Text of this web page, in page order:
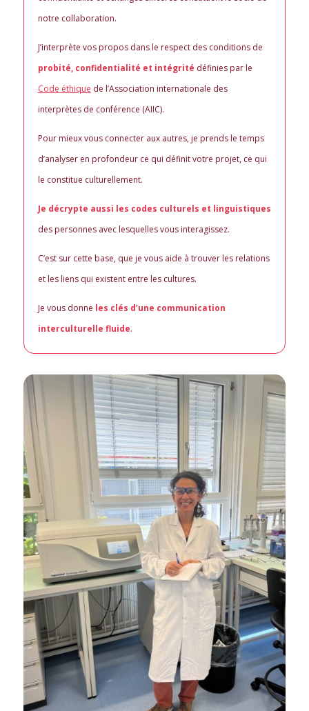
notre collaboration.
J’interprète vos propos dans le respect des conditions de
probité, confidentialité et intégrité définies par le
Code éthique de l’Association internationale des
interprètes de conférence (AIIC).
Pour mieux vous connecter aux autres, je prends le temps
d’analyser en profondeur ce qui définit votre projet, ce qui
le constitue culturellement.
Je décrypte aussi les codes culturels et linguistiques
des personnes avec lesquelles vous interagissez.
C’est sur cette base, que je vous aide à trouver les relations
et les liens qui existent entre les cultures.
Je vous donne les clés d’une communication
interculturelle fluide.